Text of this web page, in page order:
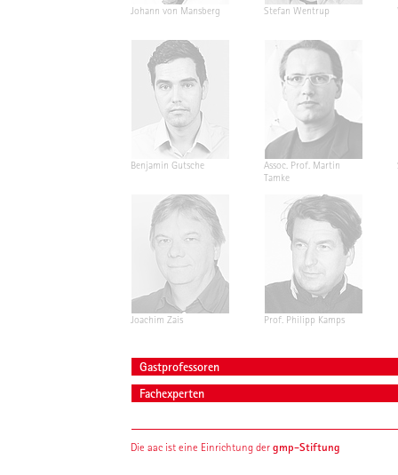
Johann von Mansberg Stefan Wentrup
Benjamin Gutsche
Assoc. Prof. Martin
Tamke
Joachim Zais Prof. Philipp Kamps
Gastprofessoren
Fachexperten
Die aac ist eine Einrichtung dergmp-Stiftung